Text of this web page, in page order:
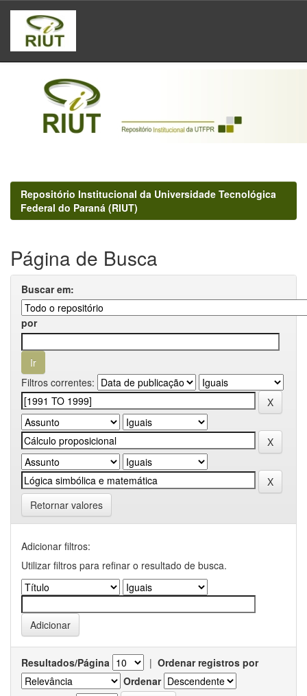
Skip
navigation
Repositório Institucional da Universidade Tecnológica
Federal do Paraná (RIUT)
Página de Busca
Buscar em:
por
Filtros correntes:
Retornar valores
Adicionar filtros:
Utilizar filtros para refinar o resultado de busca.
Resultados/Página | Ordenar registros por
Ordenar